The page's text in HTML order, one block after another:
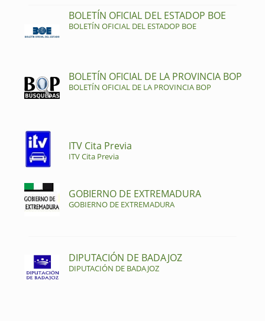
BOLETÍN OFICIAL DEL ESTADOP BOE
BOLETÍN OFICIAL DEL ESTADOP BOE
BOLETÍN OFICIAL DE LA PROVINCIA BOP
BOLETÍN OFICIAL DE LA PROVINCIA BOP
ITV Cita Previa
ITV Cita Previa
GOBIERNO DE EXTREMADURA
GOBIERNO DE EXTREMADURA
DIPUTACIÓN DE BADAJOZ
DIPUTACIÓN DE BADAJOZ